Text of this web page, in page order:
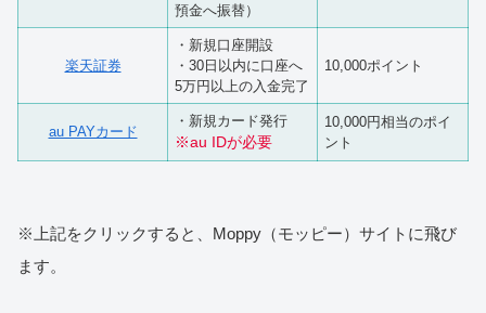
預金へ振替）
楽天証券
・新規口座開設
・30日以内に口座へ
5万円以上の入金完了
10,000ポイント
au PAYカード
・新規カード発行
※au IDが必要
10,000円相当のポイ
ント
※上記をクリックすると、Moppy（モッピー）サイトに飛び
ます。